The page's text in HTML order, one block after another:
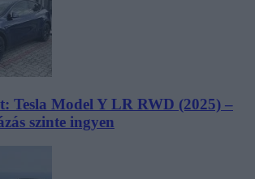
Tesla Model Y LR RWD (2025) –
szinte ingyen